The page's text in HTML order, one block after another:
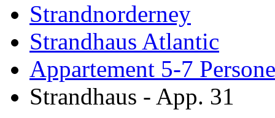
Strandnorderney
Strandhaus Atlantic
Appartement 5-7
Strandhaus - App. 31